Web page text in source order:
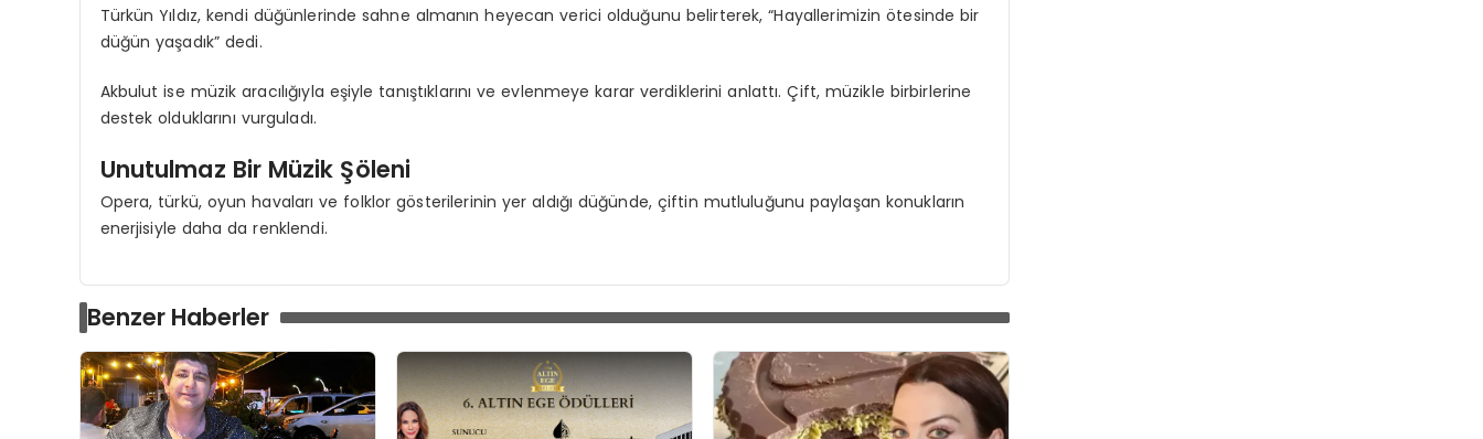
Türkün Yıldız, kendi düğünlerinde sahne almanın heyecan verici olduğunu belirterek, “Hayallerimizin ötesinde bir
düğün yaşadık” dedi.
Akbulut ise müzik aracılığıyla eşiyle tanıştıklarını ve evlenmeye karar verdiklerini anlattı. Çift, müzikle birbirlerine
destek olduklarını vurguladı.
Unutulmaz Bir Müzik Şöleni
Opera, türkü, oyun havaları ve folklor gösterilerinin yer aldığı düğünde, çiftin mutluluğunu paylaşan konukların
enerjisiyle daha da renklendi.
Benzer Haberler